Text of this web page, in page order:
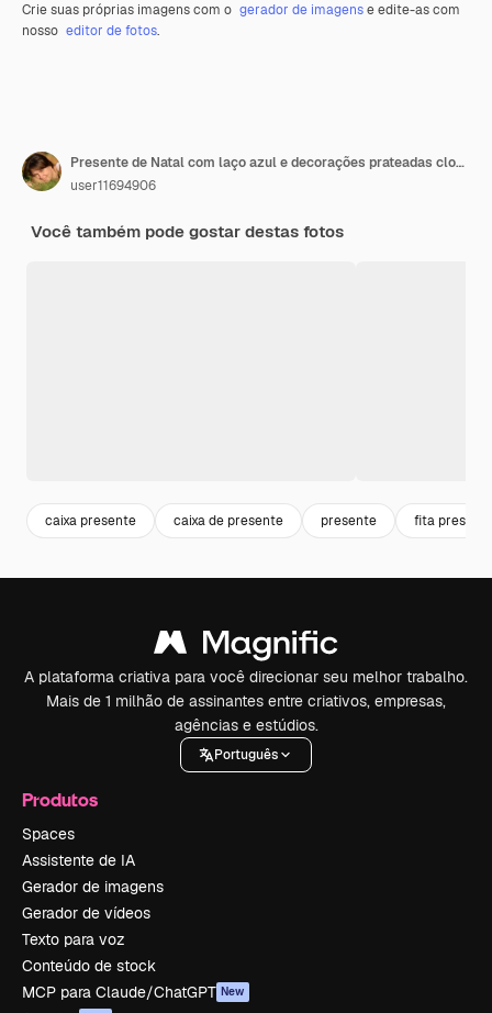
Crie suas próprias imagens com o gerador de imagense edite-as com
nosso editor de fotos.
Presente de Natal com laço azul e decorações prateadas close-up
user11694906
Você também pode gostar destas fotos
caixa presente caixa de presente presente fita
A plataforma criativa para você direcionar seu melhor trabalho.
Mais de 1 milhão de assinantes entre criativos, empresas,
agências e estúdios.
Português
Produtos
Spaces
Assistente de IA
Gerador de imagens
Gerador de vídeos
Texto para voz
Conteúdo de stock
MCP para Claude/ChatGPT New